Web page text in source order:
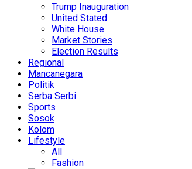
Trump Inauguration
United Stated
White House
Market Stories
Election Results
Regional
Mancanegara
Politik
Serba Serbi
Sports
Sosok
Kolom
Lifestyle
All
Fashion